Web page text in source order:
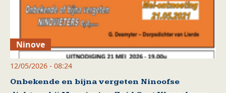
Ninove
12/05/2026 - 08:24
Onbekende en bijna vergeten Ninoofse